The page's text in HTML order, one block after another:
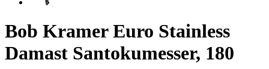
Bob Kramer Euro Stainless
Damast Santokumesser, 180